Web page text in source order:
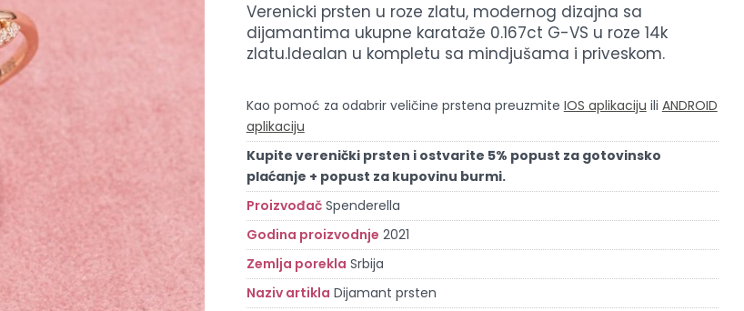
Verenicki prsten u roze zlatu, modernog dizajna sa
dijamantima ukupne karataže 0.167ct G-VS u roze 14k
zlatu.Idealan u kompletu sa mindjušama i priveskom.
Kao pomoć za odabrir veličine prstena preuzmite IOS aplikaciju ili ANDROID
aplikaciju
Kupite verenički prsten i ostvarite 5% popust za gotovinsko
plaćanje + popust za kupovinu burmi.
Proizvođač Spenderella
Godina proizvodnje 2021
Zemlja porekla Srbija
Naziv artikla Dijamant prsten